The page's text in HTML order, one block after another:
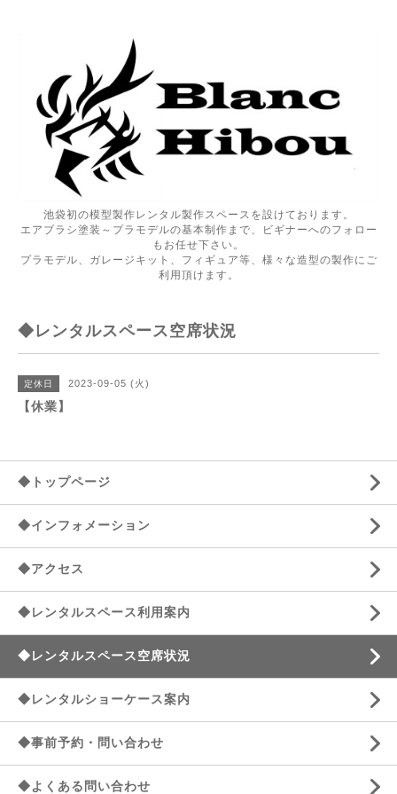
池袋初の模型製作レンタル製作スペースを設けております。
エアブラシ塗装～プラモデルの基本制作まで、ビギナーへのフォロー
もお任せ下さい。
プラモデル、ガレージキット、フィギュア等、様々な造型の製作にご
利用頂けます。
◆レンタルスペース空席状況
定休日 2023-09-05 (火)
【休業】
◆トップページ
◆インフォメーション
◆アクセス
◆レンタルスペース利用案内
◆レンタルスペース空席状況
◆レンタルショーケース案内
◆事前予約・問い合わせ
◆よくある問い合わせ